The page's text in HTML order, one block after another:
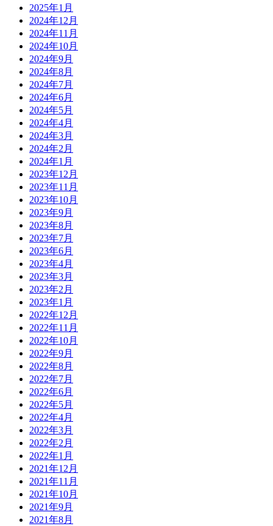
2025年1月
2024年12月
2024年11月
2024年10月
2024年9月
2024年8月
2024年7月
2024年6月
2024年5月
2024年4月
2024年3月
2024年2月
2024年1月
2023年12月
2023年11月
2023年10月
2023年9月
2023年8月
2023年7月
2023年6月
2023年4月
2023年3月
2023年2月
2023年1月
2022年12月
2022年11月
2022年10月
2022年9月
2022年8月
2022年7月
2022年6月
2022年5月
2022年4月
2022年3月
2022年2月
2022年1月
2021年12月
2021年11月
2021年10月
2021年9月
2021年8月